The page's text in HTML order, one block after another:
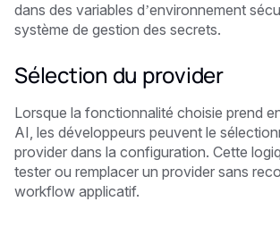
dans des variables d’environnement
système de gestion des secrets.
Sélection du provider
Lorsque la fonctionnalité choisie prend
AI, les développeurs peuvent le
provider dans la configuration. Cette
tester ou remplacer un provider sans
workflow applicatif.